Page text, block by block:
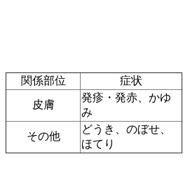
関係部位
症状
皮膚
発疹・発赤、かゆ
み
その他
どうき、のぼせ、
ほてり